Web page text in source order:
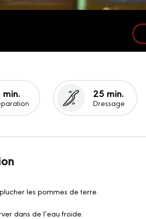
min. 25 min.
Dressage
les pommes de terre.
dans de l’eau froide.